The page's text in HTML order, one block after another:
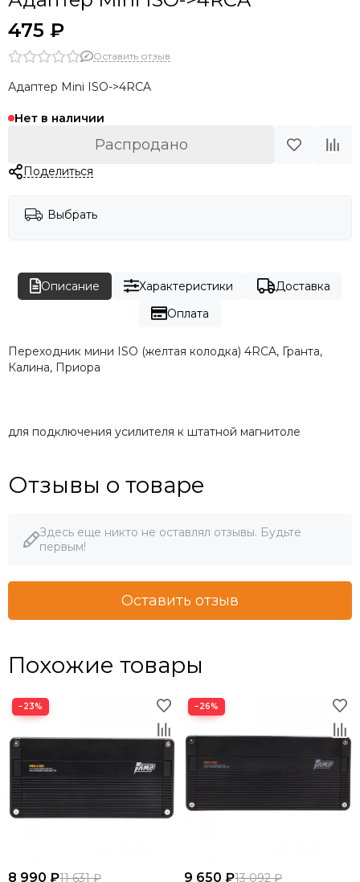
475 ₽
Оставить отзыв
Адаптер Mini ISO->4RCA
Нет в наличии
Распродано
Поделиться
Выбрать
Описание Характеристики
Доставка
Оплата
Переходник мини ISO (желтая колодка) 4RCA, Гранта,
Калина, Приора
для подключения усилителя к штатной магнитоле
Отзывы о товаре
Здесь еще никто не оставлял отзывы. Будьте
первым!
Оставить отзыв
Похожие товары
−23%
8 990 ₽11 631 ₽
−26%
9 650 ₽13 092 ₽